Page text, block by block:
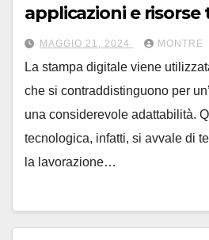
applicazioni e
MAGGIO 21, 2024 MONTRE
La stampa digitale viene
che si contraddistinguono per
una considerevole adattabilità.
tecnologica, infatti, si avvale di
la lavorazione…